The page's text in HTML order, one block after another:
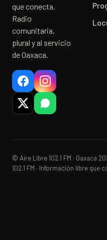
que conecta.
Radio
comunitaria,
plural y al servicio
de Oaxaca.
© Aire Libre 102.1 FM · Oaxaca
102.1 FM · Información libre que